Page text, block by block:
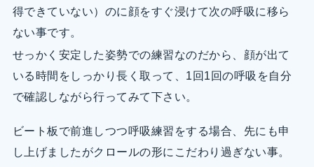
得できていない）のに顔をすぐ浸けて次の呼吸に移ら
ない事です。
せっかく安定した姿勢での練習なのだから、顔が出て
いる時間をしっかり長く取って、1回1回の呼吸を自分
で確認しながら行ってみて下さい。
ビート板で前進しつつ呼吸練習をする場合、先にも申
し上げましたがクロールの形にこだわり過ぎない事。